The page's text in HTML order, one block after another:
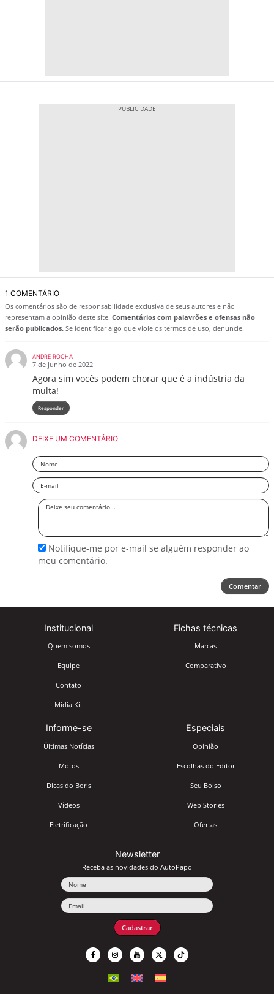
1 COMENTÁRIO
Os comentários são de responsabilidade exclusiva de seus autores e não
representam a opinião deste site. Comentários com palavrões e ofensas não
serão publicados. Se identificar algo que viole os termos de uso, denuncie.
ANDRE ROCHA
7 de junho de 2022
Agora sim vocês podem chorar que é a indústria da
multa!
Responder
DEIXE UM COMENTÁRIO
Nome
Email
Deixe
Notifique-me por e-mail se alguém responder ao
meu comentário.
Comentar
Institucional
Quem somos
Equipe
Contato
Mídia Kit
Fichas técnicas
Marcas
Comparativo
Informe-se
Últimas Notícias
Motos
Dicas do Boris
Vídeos
Eletrificação
Especiais
Opinião
Escolhas do Editor
Seu Bolso
Web Stories
Ofertas
Newsletter
Receba as novidades do AutoPapo
Cadastrar